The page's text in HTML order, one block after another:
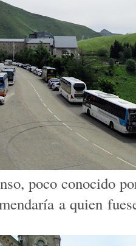
poco conocido
a quien